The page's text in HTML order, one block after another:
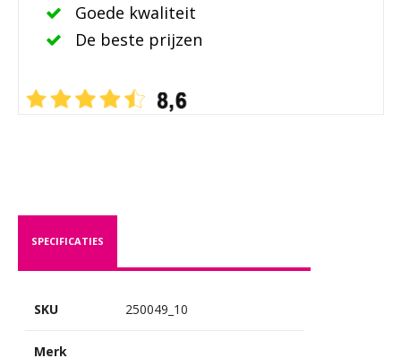
Goede kwaliteit
De beste prijzen
SPECIFICATIES
SKU 250049_10
Merk